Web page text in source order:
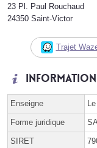
23 Pl. Paul Rouchaud
24350 Saint-Victor
Trajet
Enseigne
Forme juridique
SIRET